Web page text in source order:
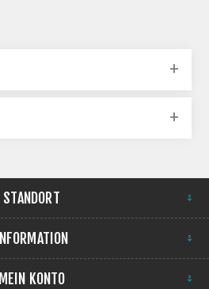
STANDORT
INFORMATION
MEIN KONTO